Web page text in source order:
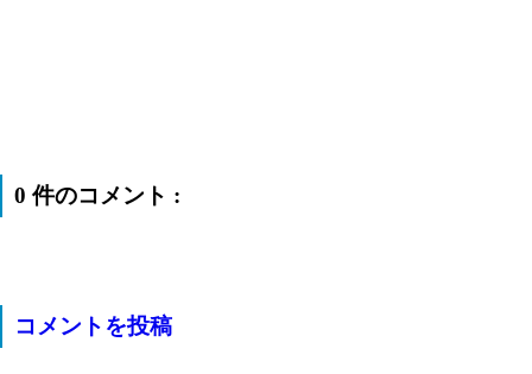
0 件のコメント :
コメントを投稿